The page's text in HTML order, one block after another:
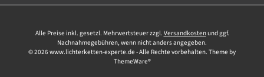
Alle Preise inkl. gesetzl. Mehrwertsteuer zzgl. Versandkostenund ggf.
Nachnahmegebühren, wenn nicht anders angegeben.
© 2026 www.lichterketten-experte.de - Alle Rechte vorbehalten. Theme by
ThemeWare®